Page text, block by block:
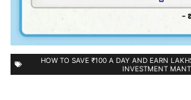
HOW TO SAVE ₹100 A DAY AND EARN
INVESTMENT